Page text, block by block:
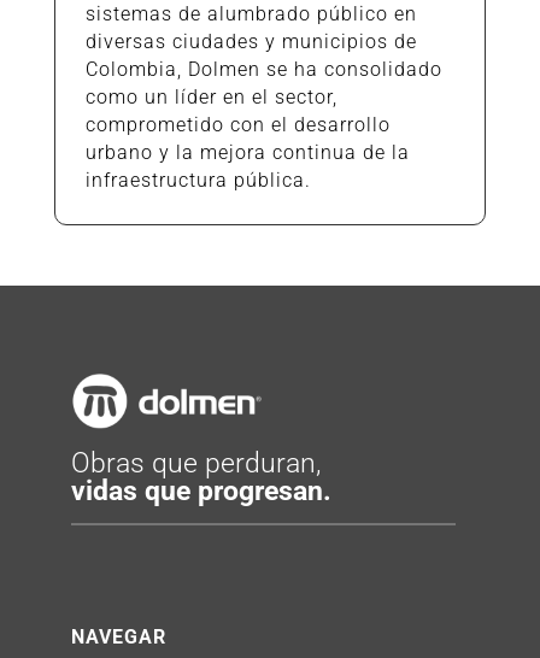
sistemas de alumbrado público en
diversas ciudades y municipios de
Colombia, Dolmen se ha consolidado
como un líder en el sector,
comprometido con el desarrollo
urbano y la mejora continua de la
infraestructura pública.
Obras que perduran,
vidas que progresan.
NAVEGAR